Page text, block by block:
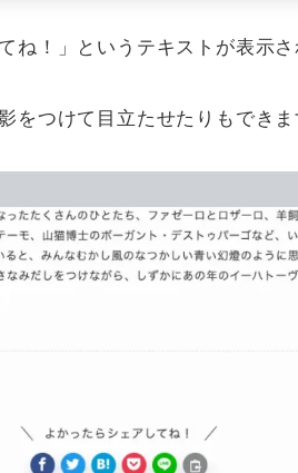
ね！」というテキストが表示
をつけて目立たせたりもでき